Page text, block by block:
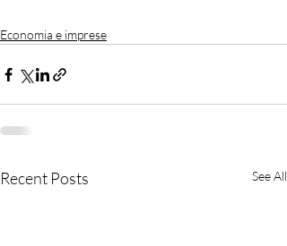
Economia e imprese
Recent Posts See All